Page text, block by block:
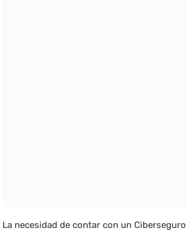
La necesidad de contar con un Ciberseguro